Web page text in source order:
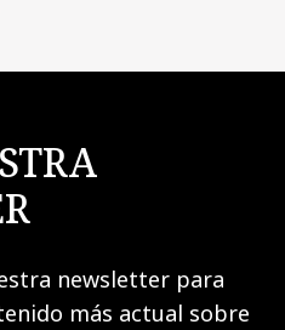
newsletter para
más actual sobre